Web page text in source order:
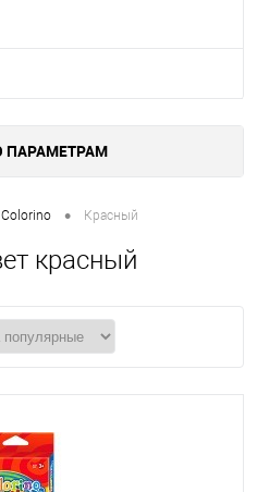
ПАРАМЕТРАМ
Colorino • Красный
красный